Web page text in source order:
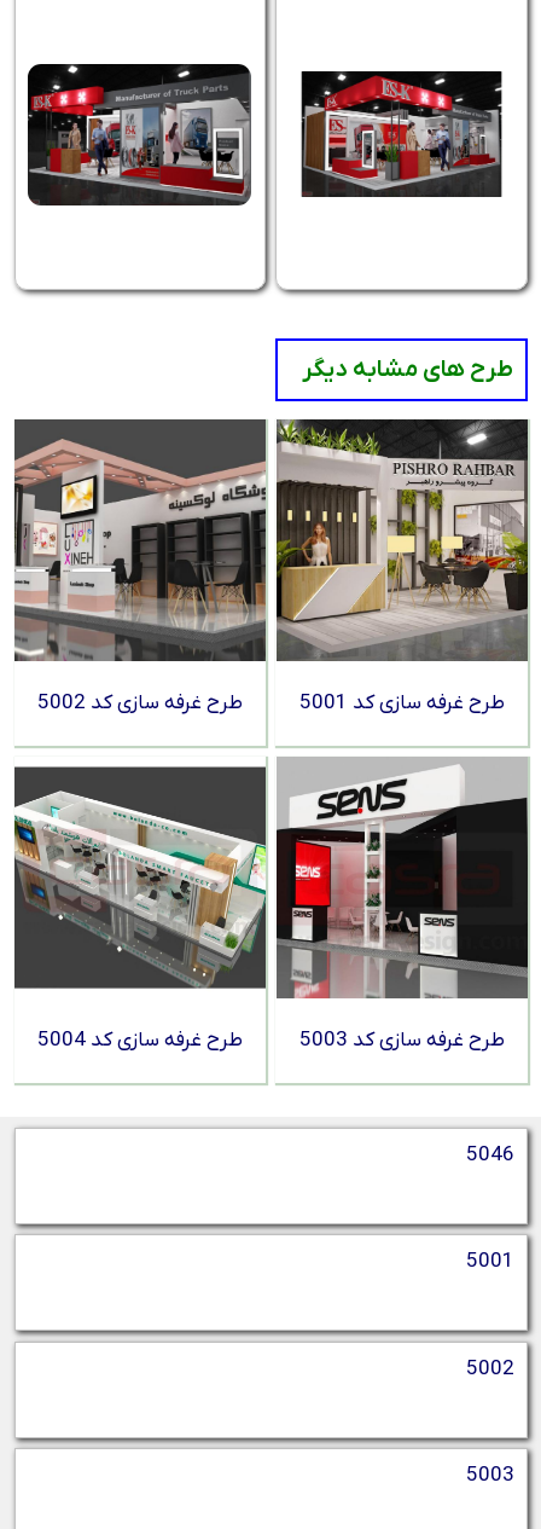
طرح های مشابه دیگر
طرح غرفه سازی کد 5001 طرح غرفه سازی کد 5002
طرح غرفه سازی کد 5003 طرح غرفه سازی کد 5004
5046
5001
5002
5003